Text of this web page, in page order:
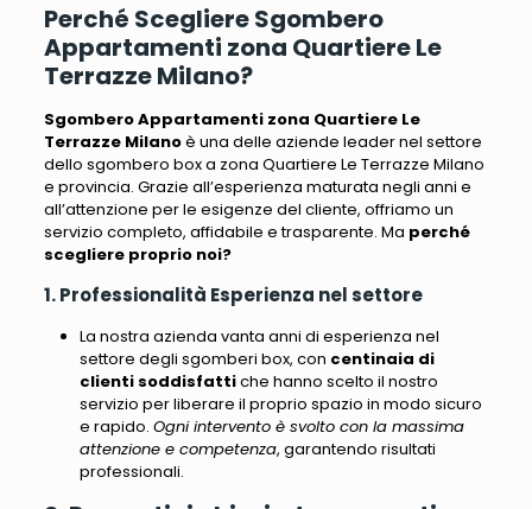
Perché Scegliere Sgombero
Appartamenti zona Quartiere Le
Terrazze Milano?
Sgombero Appartamenti zona Quartiere Le
Terrazze Milanoè una delle aziende leader nel settore
dello sgombero box a zona Quartiere Le Terrazze Milano
e provincia. Grazie all’esperienza maturata negli anni e
all’attenzione per le esigenze del cliente, offriamo un
servizio completo, affidabile e trasparente. Ma perché
scegliere proprio noi?
1. Professionalità Esperienza nel settore
La nostra azienda vanta anni di esperienza nel
settore degli sgomberi box, con centinaia di
clienti soddisfattiche hanno scelto il nostro
servizio per liberare il proprio spazio in modo sicuro
e rapido. Ogni intervento è svolto con la massima
attenzione e competenza, garantendo risultati
professionali.